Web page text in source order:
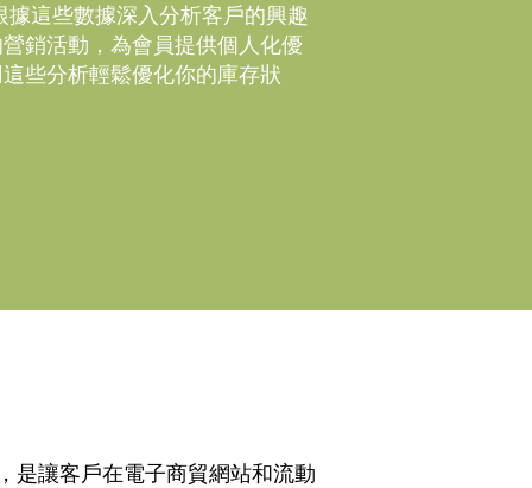
這些數據深入分析客戶的興趣
銷活動，為會員提供個人化優
些分析輕鬆優化你的庫存狀
是讓客戶在電子商貿網站和流動